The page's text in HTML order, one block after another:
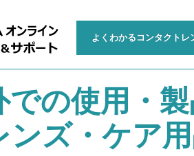
よくわかるコンタクトレ
での使用・
ンズ・ケア